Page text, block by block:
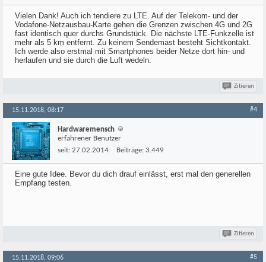
Vielen Dank! Auch ich tendiere zu LTE. Auf der Telekom- und der
Vodafone-Netzausbau-Karte gehen die Grenzen zwischen 4G und 2G
fast identisch quer durchs Grundstück. Die nächste LTE-Funkzelle ist
mehr als 5 km entfernt. Zu keinem Sendemast besteht Sichtkontakt.
Ich werde also erstmal mit Smartphones beider Netze dort hin- und
herlaufen und sie durch die Luft wedeln.
Zitieren
15.11.2018, 08:17 #4
Hardwaremensch
erfahrener Benutzer
seit: 27.02.2014 Beiträge: 3.449
Eine gute Idee. Bevor du dich drauf einlässt, erst mal den generellen
Empfang testen.
Zitieren
15.11.2018, 09:06 #5